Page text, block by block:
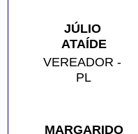
JÚLIO
ATAÍDE
VEREADOR -
PL
MARGARIDO